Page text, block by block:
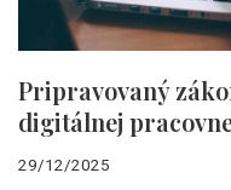
Pripravovaný
digitálnej
29/12/2025